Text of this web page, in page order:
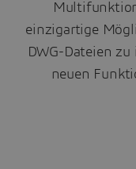
einzigartige
DWG-Dateien
neuen